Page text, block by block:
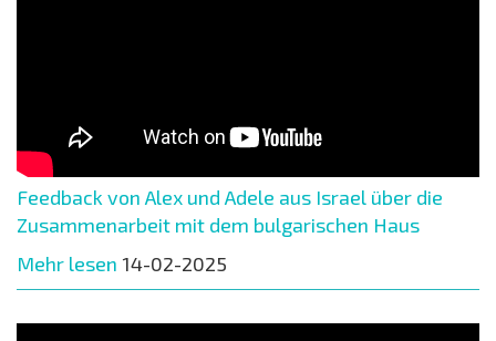
Feedback von Alex und Adele aus Israel über die
Zusammenarbeit mit dem bulgarischen Haus
Mehr lesen 14-02-2025